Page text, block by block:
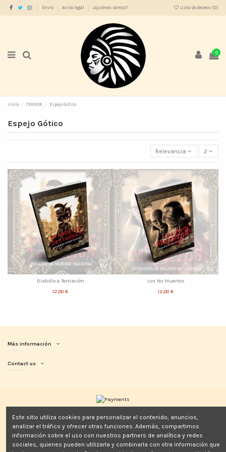
Envío Aviso legal ¿Quiénes somos? Lista de deseos (0)
0
Inicio TERROR Espejo Gótico
Espejo Gótico
Relevancia 2
Diabólica Tentación
12,00 €
Los No Muertos
12,00 €
Más información
Contact us
Este sitio utiliza cookies para personalizar el contenido, anuncios,
analizar el tráfico y ofrecer otras funciones. Además, compartimos
información sobre el uso con nuestros partners de analítica y redes
sociales, quienes pueden utilizarla y combinarla con otra información que